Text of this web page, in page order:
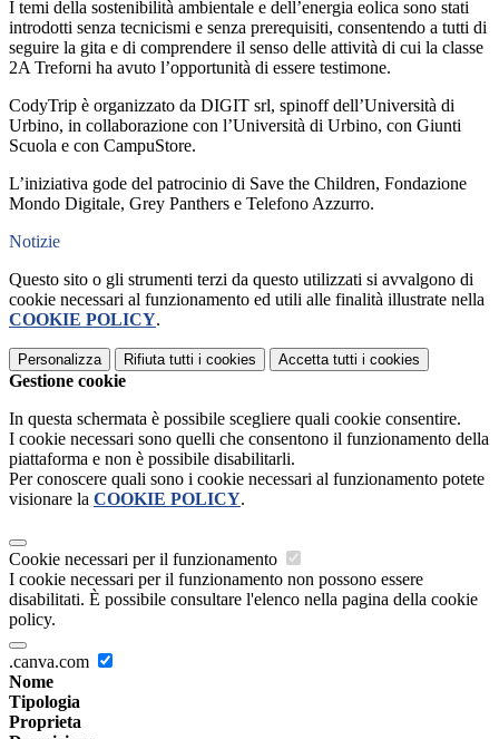
I temi della sostenibilità ambientale e dell’energia eolica sono stati
introdotti senza tecnicismi e senza prerequisiti, consentendo a tutti di
seguire la gita e di comprendere il senso delle attività di cui la classe
2A Treforni ha avuto l’opportunità di essere testimone.
CodyTrip è organizzato da DIGIT srl, spinoff dell’Università di
Urbino, in collaborazione con l’Università di Urbino, con Giunti
Scuola e con CampuStore.
L’iniziativa gode del patrocinio di Save the Children, Fondazione
Mondo Digitale, Grey Panthers e Telefono Azzurro.
Notizie
Questo sito o gli strumenti terzi da questo utilizzati si avvalgono di
cookie necessari al funzionamento ed utili alle finalità illustrate nella
COOKIE POLICY.
Personalizza Rifiuta tutti i cookies Accetta tutti i cookies
Gestione cookie
In questa schermata è possibile scegliere quali cookie consentire.
I cookie necessari sono quelli che consentono il funzionamento della
piattaforma e non è possibile disabilitarli.
Per conoscere quali sono i cookie necessari al funzionamento potete
visionare la COOKIE POLICY.
Cookie necessari per il funzionamento
I cookie necessari per il funzionamento non possono essere
disabilitati. È possibile consultare l'elenco nella pagina della cookie
policy.
.canva.com
Nome
Tipologia
Proprieta